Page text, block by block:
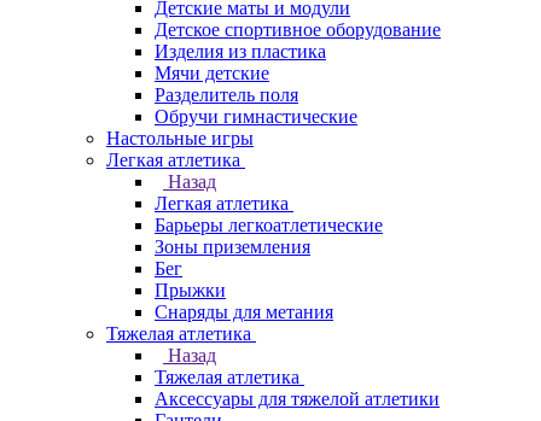
Детские маты и модули
Детское спортивное оборудование
Изделия из пластика
Мячи детские
Разделитель поля
Обручи гимнастические
Настольные игры
Легкая атлетика
Назад
Легкая атлетика
Барьеры легкоатлетические
Зоны приземления
Бег
Прыжки
Снаряды для метания
Тяжелая атлетика
Назад
Тяжелая атлетика
Аксессуары для тяжелой атлетики